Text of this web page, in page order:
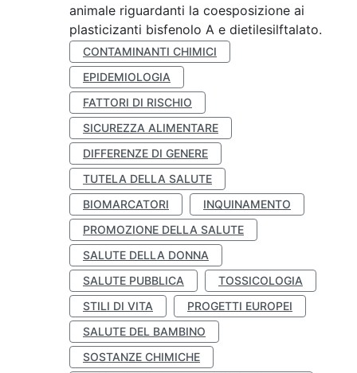
animale riguardanti la coesposizione ai
plasticizanti bisfenolo A e dietilesilftalato.
CONTAMINANTI CHIMICI
EPIDEMIOLOGIA
FATTORI DI RISCHIO
SICUREZZA ALIMENTARE
DIFFERENZE DI GENERE
TUTELA DELLA SALUTE
BIOMARCATORI
INQUINAMENTO
PROMOZIONE DELLA SALUTE
SALUTE DELLA DONNA
SALUTE PUBBLICA
TOSSICOLOGIA
STILI DI VITA
PROGETTI EUROPEI
SALUTE DEL BAMBINO
SOSTANZE CHIMICHE